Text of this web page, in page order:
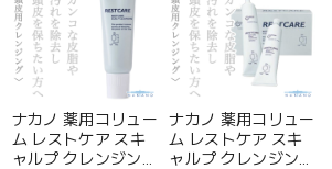
ナカノ 薬用コリュー
ム レストケア スキ
ャルプ クレンジング
ナカノ 薬用コリュー
ム レストケア スキ
ャルプ クレンジング